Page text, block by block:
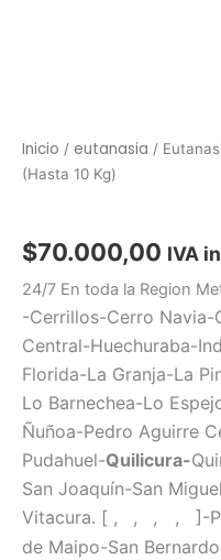
Inicio / eutanasia /
(Hasta 10 Kg)
$70.000,00 IVA
24/7 En toda la Region
-Cerrillos-Cerro Navia-
Central-Huechuraba-
Florida-La Granja-La
Lo Barnechea-Lo
Ñuñoa-Pedro Aguirre
Pudahuel-Quilicura-
San Joaquín-San
Vitacura. [ , , , , ]-
de Maipo-San